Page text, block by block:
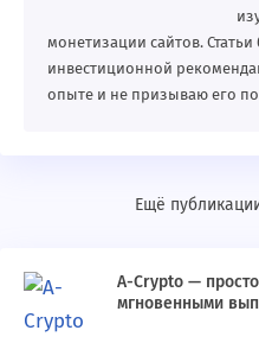
монетизации сайтов. Статьи
инвестиционной
опыте и не призываю его
Ещё
A-Crypto —
мгновенными